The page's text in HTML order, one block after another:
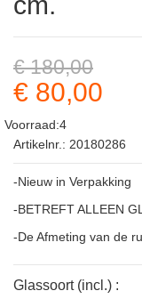
€ 180,00
€ 80,00
Voorraad:4
Artikelnr.: 20180286
-Nieuw in Verpakking
-BETREFT ALLEEN
-De Afmeting van de
Glassoort (incl.) :